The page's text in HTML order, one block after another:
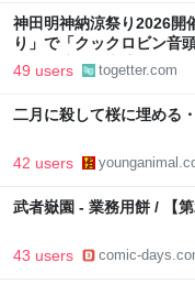
(´・ω・｀)」
神田明神納涼祭り2026開
り」で「クックロビン音
様々な演目で大盛況
49 users togetter.com
二月に殺して桜に埋める
42 users
武者嶽園 - 業務用餅 / 【
43 users comic-